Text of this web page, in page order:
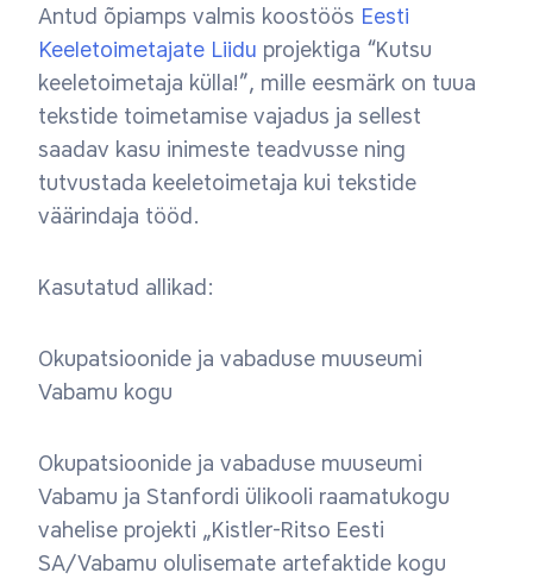
Antud õpiamps valmis koostöös Eesti
Keeletoimetajate Liidu projektiga “Kutsu
keeletoimetaja külla!”, mille eesmärk on tuua
tekstide toimetamise vajadus ja sellest
saadav kasu inimeste teadvusse ning
tutvustada keeletoimetaja kui tekstide
väärindaja tööd.
Kasutatud allikad:
Okupatsioonide ja vabaduse muuseumi
Vabamu kogu
Okupatsioonide ja vabaduse muuseumi
Vabamu ja Stanfordi ülikooli raamatukogu
vahelise projekti „Kistler-Ritso Eesti
SA/Vabamu olulisemate artefaktide kogu